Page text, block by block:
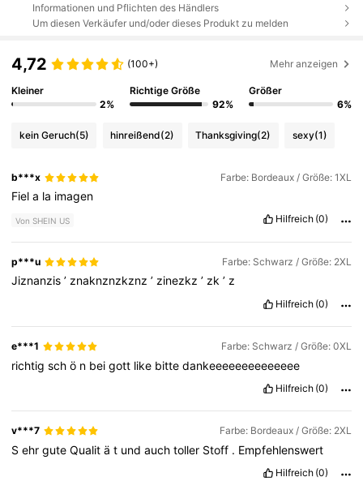
Informationen und Pflichten des Händlers
Um diesen Verkäufer und/oder dieses Produkt zu melden
4,72 (100+) Mehr anzeigen
Kleiner
2%
Richtige Größe
92%
Größer
6%
kein Geruch(5) hinreißend(2) Thanksgiving(2) sexy(1)
b***x Farbe: Bordeaux / Größe: 1XL
Fiela la imagen
Von SHEIN US Hilfreich (0)
p***u Farbe: Schwarz / Größe: 2XL
Jiznanzis’znaknznzkznz’zinezkz’zk’z
Hilfreich (0)
e***1 Farbe: Schwarz / Größe: 0XL
richtigschö n beigott like bittedankeeeeeeeeeeeeee
Hilfreich (0)
v***7 Farbe: Bordeaux / Größe: 2XL
SehrguteQualität undauchtoller Stoff . Empfehlenswert
Hilfreich (0)